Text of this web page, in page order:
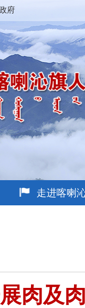
府
走进喀喇
肉及